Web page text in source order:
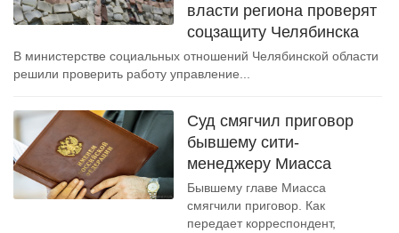
власти региона проверят
соцзащиту Челябинска
В министерстве социальных отношений Челябинской области
решили проверить работу управление...
Суд смягчил приговор
бывшему сити-
менеджеру Миасса
Бывшему главе Миасса
смягчили приговор. Как
передает корреспондент,